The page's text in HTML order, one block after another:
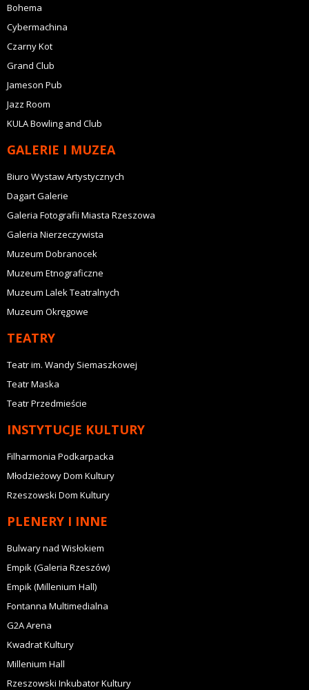
Bohema
Cybermachina
Czarny Kot
Grand Club
Jameson Pub
Jazz Room
KULA Bowling and Club
GALERIE I MUZEA
Biuro Wystaw Artystycznych
Dagart Galerie
Galeria Fotografii Miasta Rzeszowa
Galeria Nierzeczywista
Muzeum Dobranocek
Muzeum Etnograficzne
Muzeum Lalek Teatralnych
Muzeum Okręgowe
TEATRY
Teatr im. Wandy Siemaszkowej
Teatr Maska
Teatr Przedmieście
INSTYTUCJE KULTURY
Filharmonia Podkarpacka
Młodzieżowy Dom Kultury
Rzeszowski Dom Kultury
PLENERY I INNE
Bulwary nad Wisłokiem
Empik (Galeria Rzeszów)
Empik (Millenium Hall)
Fontanna Multimedialna
G2A Arena
Kwadrat Kultury
Millenium Hall
Rzeszowski Inkubator Kultury